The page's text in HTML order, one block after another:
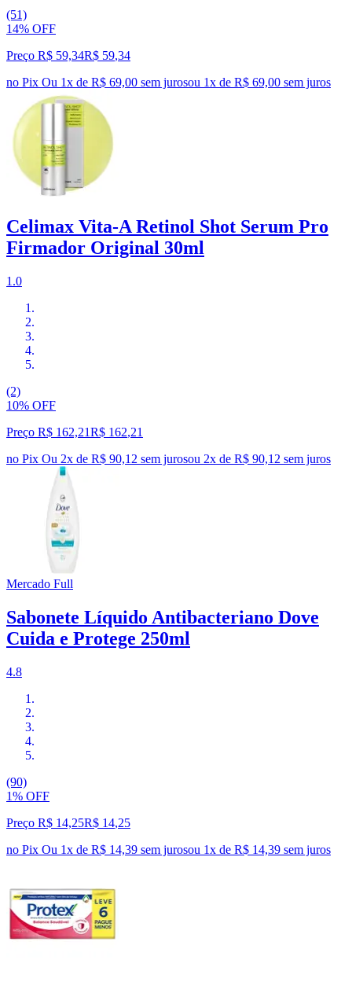
(51)
14% OFF
Preço R$ 59,34R$ 59,34
no Pix Ou 1x de R$ 69,00 sem jurosou 1x de R$ 69,00 sem juros
Celimax Vita-A Retinol Shot Serum Pro
Firmador Original 30ml
1.0
(2)
10% OFF
Preço R$ 162,21R$ 162,21
no Pix Ou 2x de R$ 90,12 sem jurosou 2x de R$ 90,12 sem juros
Mercado Full
Sabonete Líquido Antibacteriano Dove
Cuida e Protege 250ml
4.8
(90)
1% OFF
Preço R$ 14,25R$ 14,25
no Pix Ou 1x de R$ 14,39 sem jurosou 1x de R$ 14,39 sem juros